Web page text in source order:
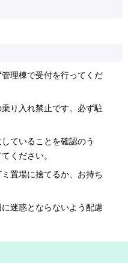
理棟で受付を行ってくだ
り入れ禁止です。必ず駐
ていることを確認のう
ください。
置場に捨てるか、お持ち
迷惑とならないよう配慮